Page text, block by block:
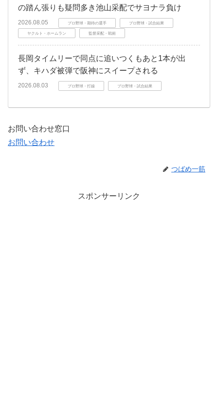
の踏ん張りも疑問多き池山采配でサヨナラ負け
2026.08.05 プロ野球・期待の選手 プロ野球・試合結果
ヤクルト・ホームラン 監督采配・戦術
長岡タイムリーで同点に追いつくもあと1本が出
ず、キハダ被弾で阪神にスイープされる
2026.08.03 プロ野球・打線 プロ野球・試合結果
お問い合わせ窓口
お問い合わせ
つばめ一筋
スポンサーリンク